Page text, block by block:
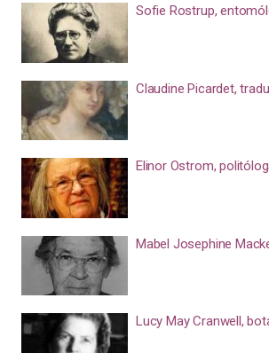
Sofie Rostrup,
Claudine Picardet,
Elinor Ostrom,
Mabel Josephine
Lucy May Cranwell,